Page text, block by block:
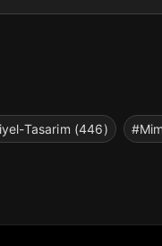
Tasarim (446)